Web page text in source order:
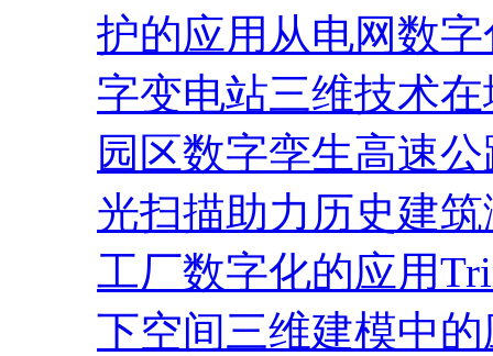
护的应用 从电网数
字变电站三维技术
园区数字孪生高速
光扫描助力历史建
工厂数字化的应用
下空间三维建模中